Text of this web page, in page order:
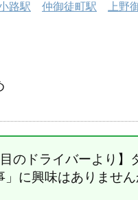
路駅 仲御徒町駅
上野
目のドライバーより】
」に興味はありません